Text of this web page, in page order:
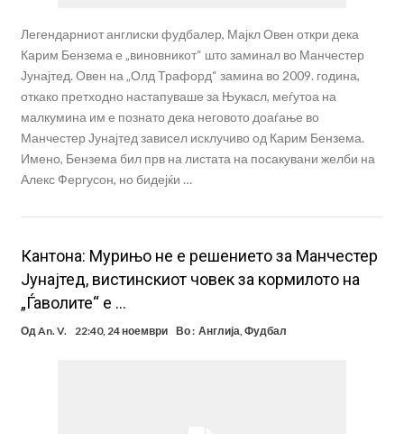
Легендарниот англиски фудбалер, Мајкл Овен откри дека
Карим Бензема е „виновникот“ што заминал во Манчестер
Јунајтед. Овен на „Олд Трафорд“ замина во 2009. година,
откако претходно настапуваше за Њукасл, меѓутоа на
малкумина им е познато дека неговото доаѓање во
Манчестер Јунајтед зависел исклучиво од Карим Бензема.
Имено, Бензема бил прв на листата на посакувани желби на
Алекс Фергусон, но бидејќи …
Кантона: Мурињо не е решението за Манчестер
Јунајтед, вистинскиот човек за кормилото на
„Ѓаволите“ е …
ОдAn. V. 22:40, 24 ноември Во : Англија,Фудбал